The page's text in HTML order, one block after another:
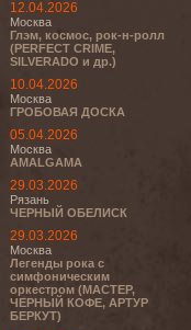
12.04.2026
Москва
Глэм, космос, рок-н-ролл
(PERFECT CRIME,
SILVERADO и др.)
10.04.2026
Москва
ГРОБОВАЯ ДОСКА
05.04.2026
Москва
AMALGAMA
29.03.2026
Рязань
ЧЕРНЫЙ ОБЕЛИСК
29.03.2026
Москва
Легенды рока с
симфоническим
оркестром (МАСТЕР,
ЧЕРНЫЙ КОФЕ, АРТУР
БЕРКУТ)